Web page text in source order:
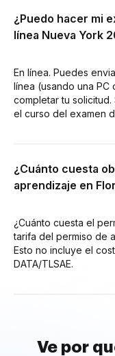
¿Puedo hacer mi
línea Nueva York
En línea. Puedes
línea (usando una PC
completar tu solicitud.
el curso del examen
¿Cuánto cuesta
aprendizaje en
¿Cuánto cuesta el
tarifa del permiso de
Esto no incluye el
DATA/TLSAE.
Ve por